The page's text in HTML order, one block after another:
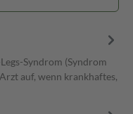
Syndrom (Syndrom
auf, wenn krankhaftes,